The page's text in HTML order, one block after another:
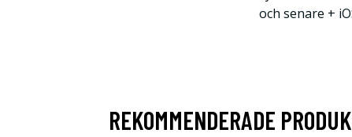
och senare +
REKOMMENDERADE